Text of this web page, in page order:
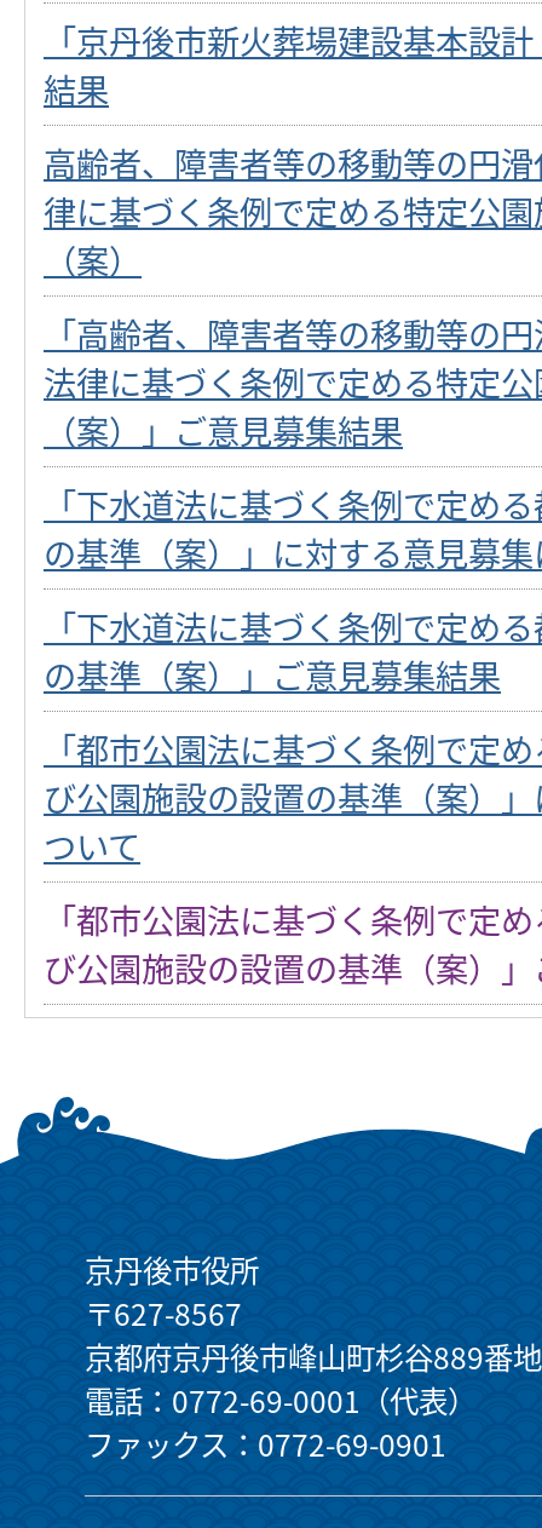
「京丹後市新火葬場建設基本設
結果
高齢者、障害者等の移動等の円
律に基づく条例で定める特定公
（案）
「高齢者、障害者等の移動等の
法律に基づく条例で定める特定
（案）」ご意見募集結果
「下水道法に基づく条例で定め
の基準（案）」に対する意見募
「下水道法に基づく条例で定め
の基準（案）」ご意見募集結果
「都市公園法に基づく条例で定
び公園施設の設置の基準（案）
ついて
「都市公園法に基づく条例で定
び公園施設の設置の基準（案）
京丹後市役所
〒627-8567
京都府京丹後市峰山町杉谷889番地
電話：0772-69-0001（代表）
ファックス：0772-69-0901